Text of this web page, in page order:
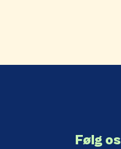
Følg os